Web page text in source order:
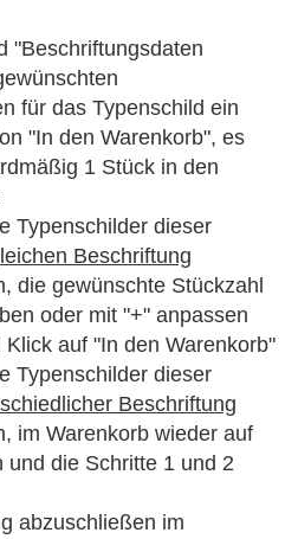
"Beschriftungsdaten
für das Typenschild ein
"In den Warenkorb", es
1 Stück in den
Typenschilder dieser
Beschriftung
die gewünschte Stückzahl
oder mit "+" anpassen
auf "In den Warenkorb"
Typenschilder dieser
Beschriftung
im Warenkorb wieder auf
und die Schritte 1 und 2
abzuschließen im